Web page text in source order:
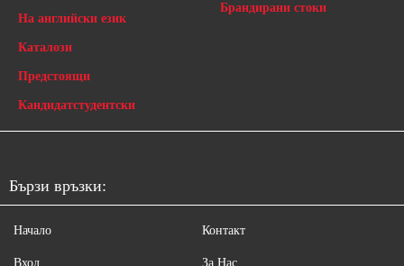
На английски език
Каталози
Предстоящи
Кандидатстудентски
Брандирани стоки
Бързи връзки:
Начало
Вход
Контакт
За Нас